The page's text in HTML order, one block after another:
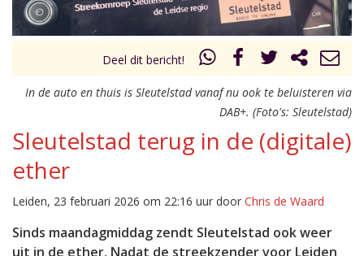
Deel dit bericht!
In de auto en thuis is Sleutelstad vanaf nu ook te beluisteren via
DAB+. (Foto's: Sleutelstad)
Sleutelstad terug in de (digitale)
ether
Leiden, 23 februari 2026 om 22:16 uur door Chris de Waard
Sinds maandagmiddag zendt Sleutelstad ook weer
uit in de ether. Nadat de streekzender voor Leiden